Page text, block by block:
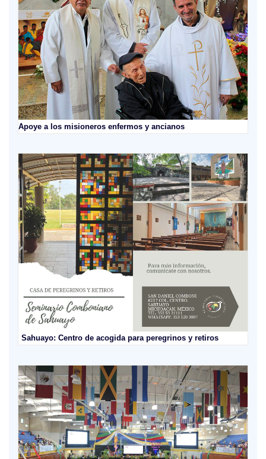
Apoye a los misioneros enfermos y ancianos
Sahuayo: Centro de acogida para peregrinos y retiros